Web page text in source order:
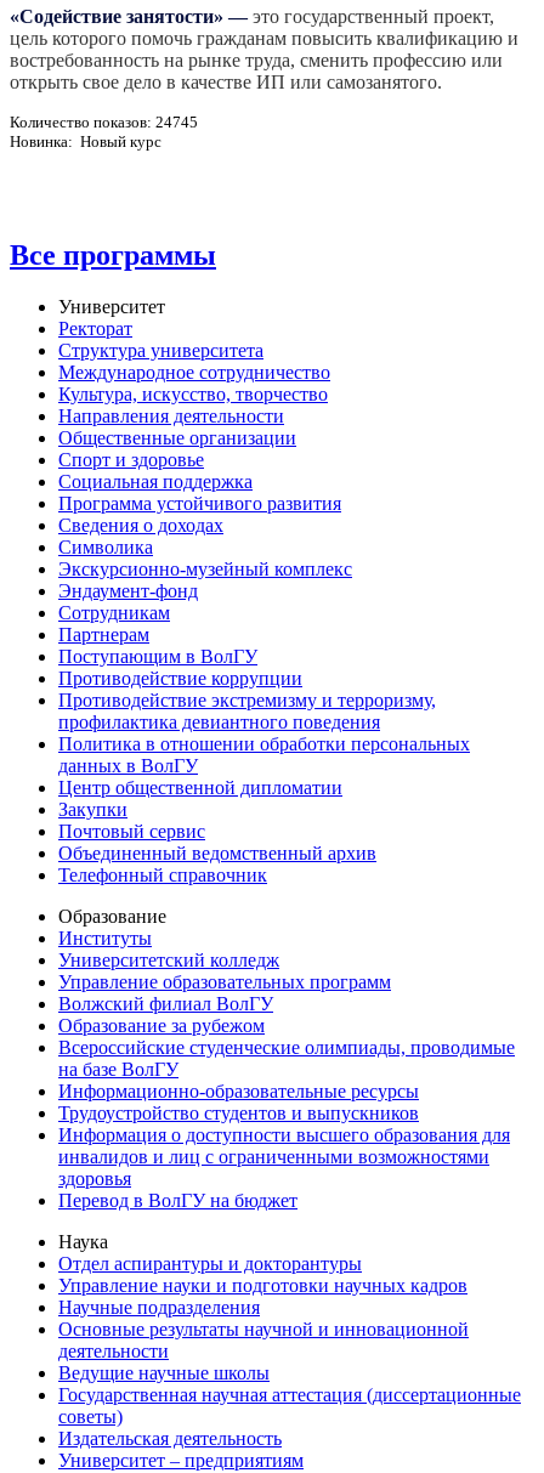
«Содействие занятости» —это государственный проект,
цель которого помочь гражданам повысить квалификацию и
востребованность на рынке труда, сменить профессию или
открыть свое дело в качестве ИП или самозанятого.
Количество показов: 24745
Новинка: Новый курс
Все программы
Университет
Ректорат
Структура университета
Международное сотрудничество
Культура, искусство, творчество
Направления деятельности
Общественные организации
Спорт и здоровье
Социальная поддержка
Программа устойчивого развития
Сведения о доходах
Символика
Экскурсионно-музейный комплекс
Эндаумент-фонд
Сотрудникам
Партнерам
Поступающим в ВолГУ
Противодействие коррупции
Противодействие экстремизму и терроризму,
профилактика девиантного поведения
Политика в отношении обработки персональных
данных в ВолГУ
Центр общественной дипломатии
Закупки
Почтовый сервис
Объединенный ведомственный архив
Телефонный справочник
Образование
Институты
Университетский колледж
Управление образовательных программ
Волжский филиал ВолГУ
Образование за рубежом
Всероссийские студенческие олимпиады, проводимые
на базе ВолГУ
Информационно-образовательные ресурсы
Трудоустройство студентов и выпускников
Информация о доступности высшего образования для
инвалидов и лиц с ограниченными возможностями
здоровья
Перевод в ВолГУ на бюджет
Наука
Отдел аспирантуры и докторантуры
Управление науки и подготовки научных кадров
Научные подразделения
Основные результаты научной и инновационной
деятельности
Ведущие научные школы
Государственная научная аттестация (диссертационные
советы)
Издательская деятельность
Университет – предприятиям